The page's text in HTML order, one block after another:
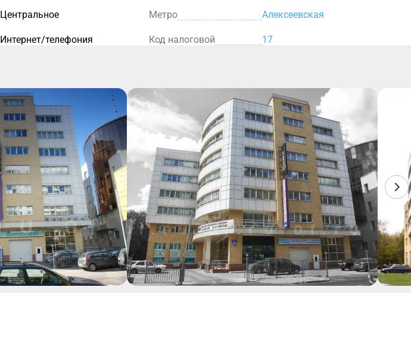
телекоммуникационному оснащению предоставляет провайдер «Комстар».
Центральное Метро Алексеевская
Интернет/телефония Код налоговой 17